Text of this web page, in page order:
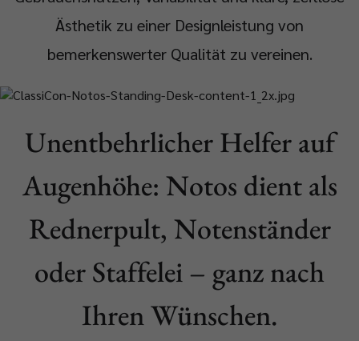
Ästhetik zu einer Designleistung von
bemerkenswerter Qualität zu vereinen.
Unentbehrlicher Helfer auf
Augenhöhe: Notos dient als
Rednerpult, Notenständer
oder Staffelei – ganz nach
Ihren Wünschen.